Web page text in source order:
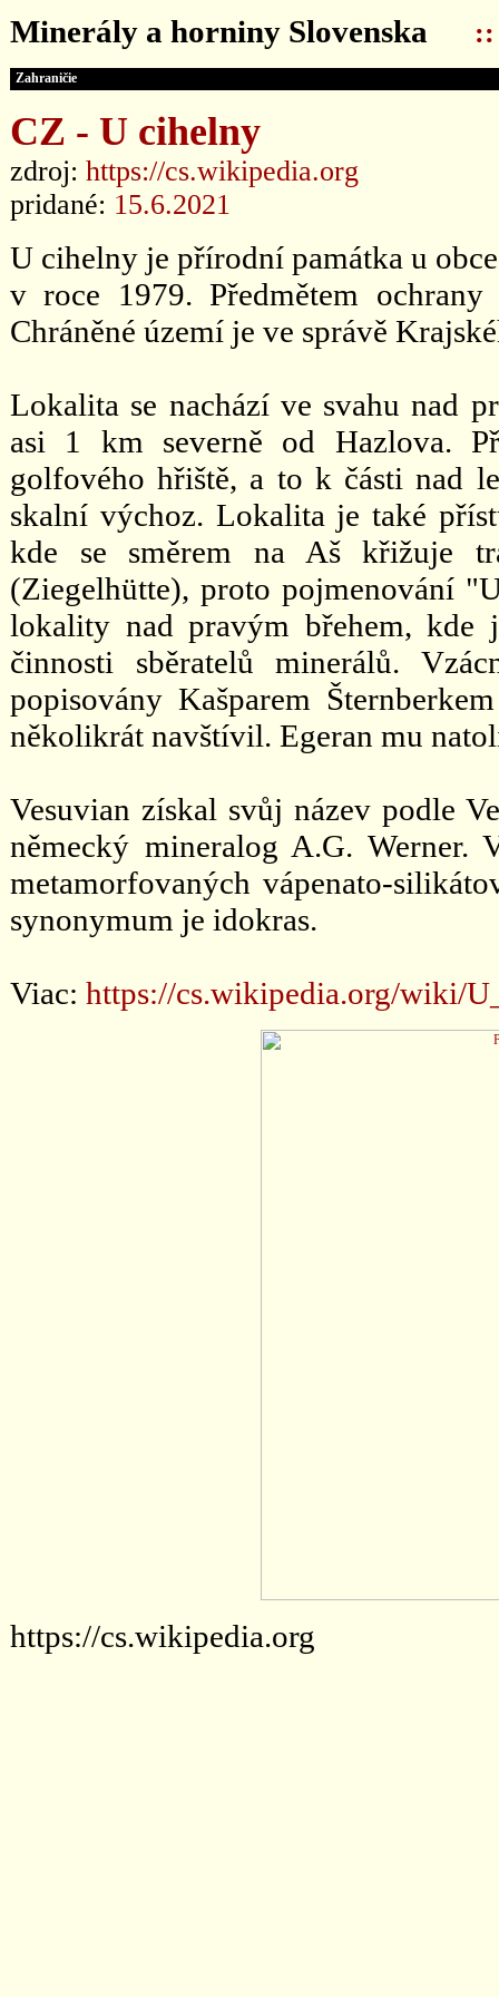
Minerály a horniny Slovenska ::
Zahraničie
CZ - U cihelny
zdroj: https://cs.wikipedia.org
pridané: 15.6.2021
U cihelny je přírodní památka u
v roce 1979. Předmětem
Chráněné území je ve správě
Lokalita se nachází ve svahu nad
asi 1 km severně od Hazlova.
golfového hřiště, a to k části nad
skalní výchoz. Lokalita je také
kde se směrem na Aš křižuje
(Ziegelhütte), proto pojmenování
lokality nad pravým břehem, kde
činnosti sběratelů minerálů.
popisovány Kašparem
několikrát navštívil. Egeran mu
Vesuvian získal svůj název podle
německý mineralog A.G. Werner.
metamorfovaných vápenato-
synonymum je idokras.
Viac: https://cs.wikipedia.org/wiki/
https://cs.wikipedia.org